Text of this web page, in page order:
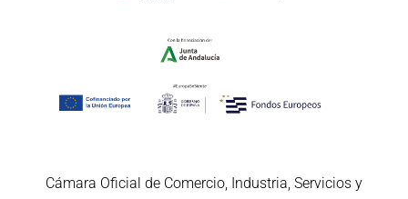
Cámara Oficial de Comercio, Industria, Servicios y